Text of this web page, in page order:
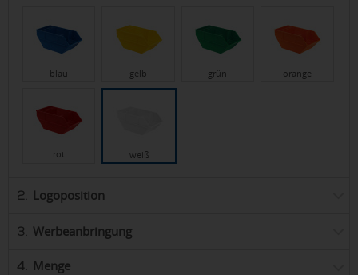
blau gelb grün orange
rot weiß
2. Logoposition
3. Werbeanbringung
4. Menge